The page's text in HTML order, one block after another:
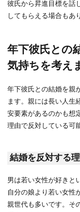
彼氏から昇進目標を話
してもらえる場合もあ
年下彼氏との
気持ちを考え
年下彼氏との結婚を親
ます。親には長い人生
安要素があるのかも想
理由で反対している可
結婚を反対する
男は若い女性が好きと
自分の娘より若い女性
親世代も多いです。そ